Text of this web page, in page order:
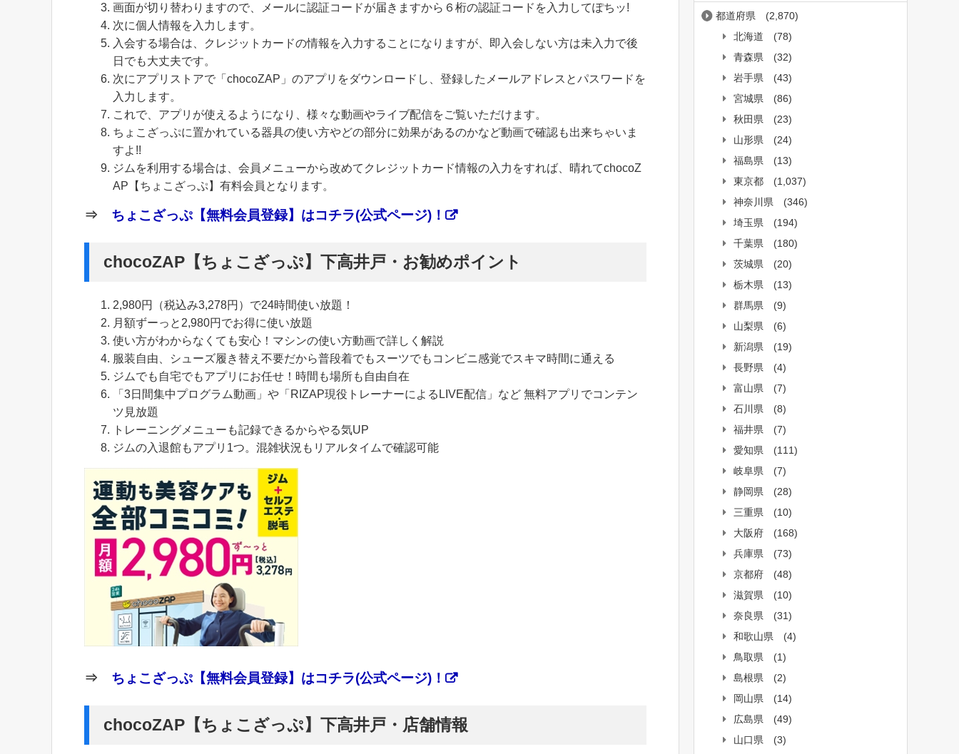
画面が切り替わりますので、メールに認証コードが届きますから６桁の認証コードを入力してぽちッ!
次に個人情報を入力します。
入会する場合は、クレジットカードの情報を入力することになりますが、即入会しない方は未入力で後
日でも大丈夫です。
次にアプリストアで「chocoZAP」のアプリをダウンロードし、登録したメールアドレスとパスワードを
入力します。
これで、アプリが使えるようになり、様々な動画やライブ配信をご覧いただけます。
ちょこざっぷに置かれている器具の使い方やどの部分に効果があるのかなど動画で確認も出来ちゃいま
すよ!!
ジムを利用する場合は、会員メニューから改めてクレジットカード情報の入力をすれば、晴れてchocoZ
AP【ちょこざっぷ】有料会員となります。
⇒ ちょこざっぷ【無料会員登録】はコチラ(公式ページ)！
chocoZAP【ちょこざっぷ】下高井戸・お勧めポイント
2,980円（税込み3,278円）で24時間使い放題！
月額ずーっと2,980円でお得に使い放題
使い方がわからなくても安心！マシンの使い方動画で詳しく解説
服装自由、シューズ履き替え不要だから普段着でもスーツでもコンビニ感覚でスキマ時間に通える
ジムでも自宅でもアプリにお任せ！時間も場所も自由自在
「3日間集中プログラム動画」や「RIZAP現役トレーナーによるLIVE配信」など 無料アプリでコンテン
ツ見放題
トレーニングメニューも記録できるからやる気UP
ジムの入退館もアプリ1つ。混雑状況もリアルタイムで確認可能
⇒ ちょこざっぷ【無料会員登録】はコチラ(公式ページ)！
chocoZAP【ちょこざっぷ】下高井戸・店舗情報
都道府県
(2,870)
北海道
(78)
青森県
(32)
岩手県
(43)
宮城県
(86)
秋田県
(23)
山形県
(24)
福島県
(13)
東京都
(1,037)
神奈川県
(346)
埼玉県
(194)
千葉県
(180)
茨城県
(20)
栃木県
(13)
群馬県
(9)
山梨県
(6)
新潟県
(19)
長野県
(4)
富山県
(7)
石川県
(8)
福井県
(7)
愛知県
(111)
岐阜県
(7)
静岡県
(28)
三重県
(10)
大阪府
(168)
兵庫県
(73)
京都府
(48)
滋賀県
(10)
奈良県
(31)
和歌山県
(4)
鳥取県
(1)
島根県
(2)
岡山県
(14)
広島県
(49)
山口県
(3)